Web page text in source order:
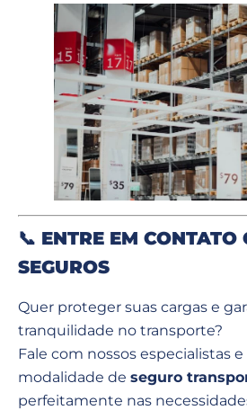
📞 ENTRE EM CONTATO
SEGUROS
Quer proteger suas cargas e
tranquilidade no transporte?
Fale com nossos especialistas
modalidade de seguro
perfeitamente nas